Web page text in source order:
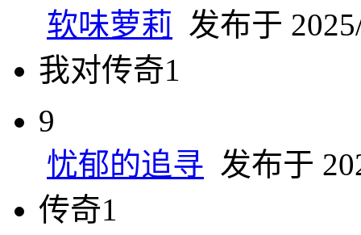
软味萝莉 发布于
我对传奇1
9
忧郁的追寻 发布于
传奇1